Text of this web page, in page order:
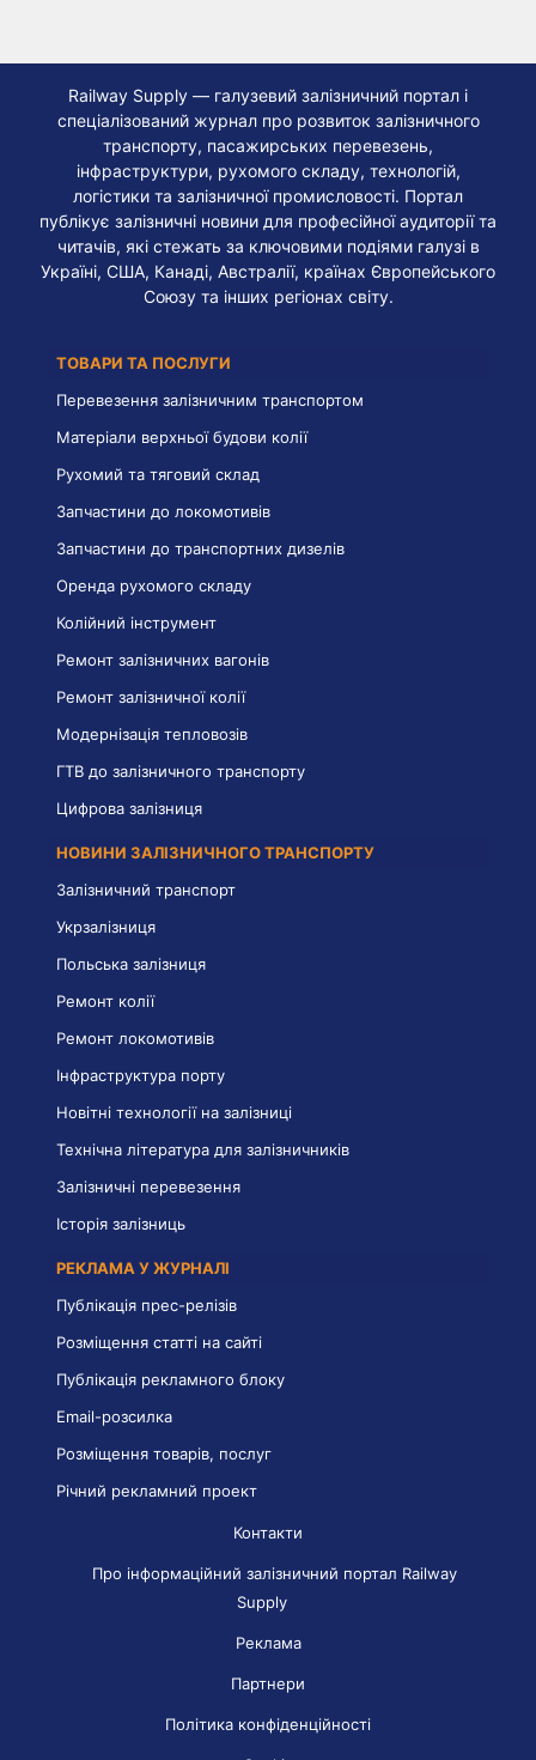
Railway Supply — галузевий залізничний портал і
спеціалізований журнал про розвиток залізничного
транспорту, пасажирських перевезень,
інфраструктури, рухомого складу, технологій,
логістики та залізничної промисловості. Портал
публікує залізничні новини для професійної аудиторії та
читачів, які стежать за ключовими подіями галузі в
Україні, США, Канаді, Австралії, країнах Європейського
Союзу та інших регіонах світу.
ТОВАРИ ТА ПОСЛУГИ
Перевезення залізничним транспортом
Матеріали верхньої будови колії
Рухомий та тяговий склад
Запчастини до локомотивів
Запчастини до транспортних дизелів
Оренда рухомого складу
Колійний інструмент
Ремонт залізничних вагонів
Ремонт залізничної колії
Модернізація тепловозів
ГТВ до залізничного транспорту
Цифрова залізниця
НОВИНИ ЗАЛІЗНИЧНОГО ТРАНСПОРТУ
Залізничний транспорт
Укрзалізниця
Польська залізниця
Ремонт колії
Ремонт локомотивів
Інфраструктура порту
Новітні технології на залізниці
Технічна література для залізничників
Залізничні перевезення
Історія залізниць
РЕКЛАМА У ЖУРНАЛІ
Публікація прес-релізів
Розміщення статті на сайті
Публікація рекламного блоку
Email-розсилка
Розміщення товарів, послуг
Річний рекламний проект
Контакти
Про інформаційний залізничний портал Railway
Supply
Реклама
Партнери
Політика конфіденційності